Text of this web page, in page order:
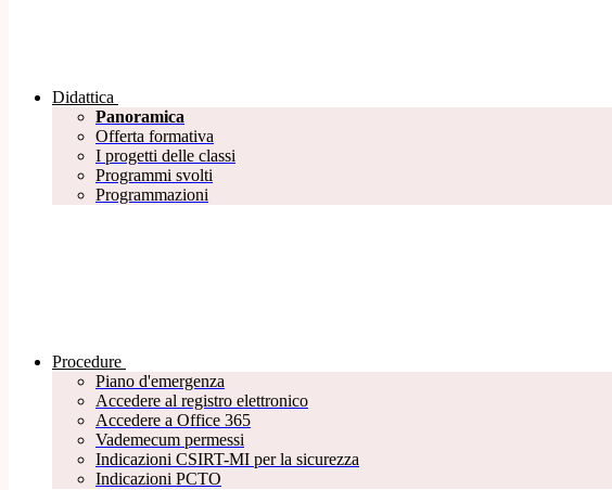
Didattica
Panoramica
Offerta formativa
I progetti delle classi
Programmi svolti
Programmazioni
Procedure
Piano d'emergenza
Accedere al registro elettronico
Accedere a Office 365
Vademecum permessi
Indicazioni CSIRT-MI per la sicurezza
Indicazioni PCTO